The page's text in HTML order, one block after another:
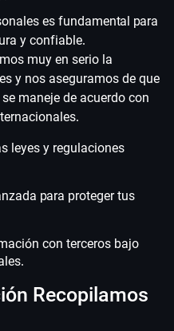
es fundamental para
y confiable.
muy en serio la
y nos aseguramos de que
maneje de acuerdo con
leyes y regulaciones
para proteger tus
con terceros bajo
Recopilamos